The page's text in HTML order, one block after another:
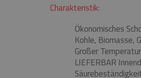
Charakteristik:
Ökonomisches
Kohle, Biomasse,
Großer
LIEFERBAR